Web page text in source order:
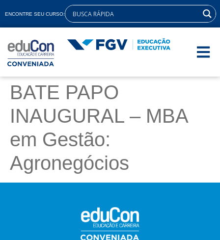
ENCONTRE SEU CURSO:
BATE PAPO
INAUGURAL – MBA
em Gestão:
Agronegócios